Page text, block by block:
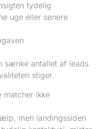
tydelig
uge eller senere
sænke antallet af leads.
stiger.
matcher ikke
men landingssiden